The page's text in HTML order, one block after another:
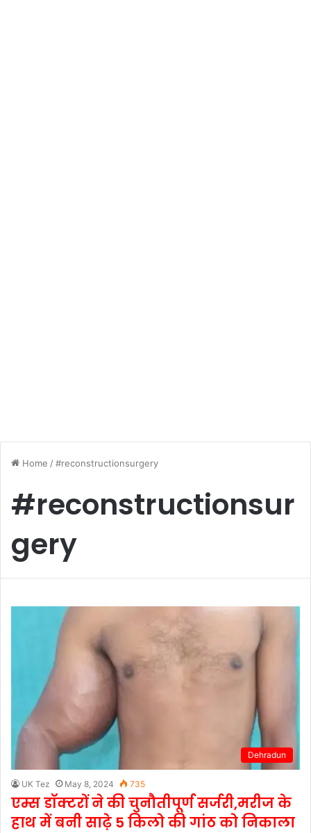
Home /#reconstructionsurgery
#reconstructionsur
gery
Dehradun
UK Tez May 8, 2024 735
एम्स डॉक्टरों ने की चुनौतीपूर्ण सर्जरी,मरीज के
हाथ में बनी साढ़े 5 किलो की गांठ को निकाला